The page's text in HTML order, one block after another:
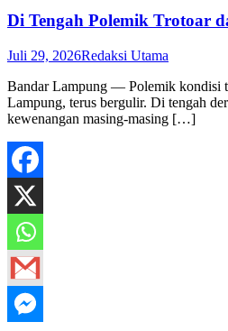
Di Tengah Polemik Trotoar
Juli 29, 2026Redaksi Utama
Bandar Lampung — Polemik kondisi
Lampung, terus bergulir. Di tengah
kewenangan masing-masing […]